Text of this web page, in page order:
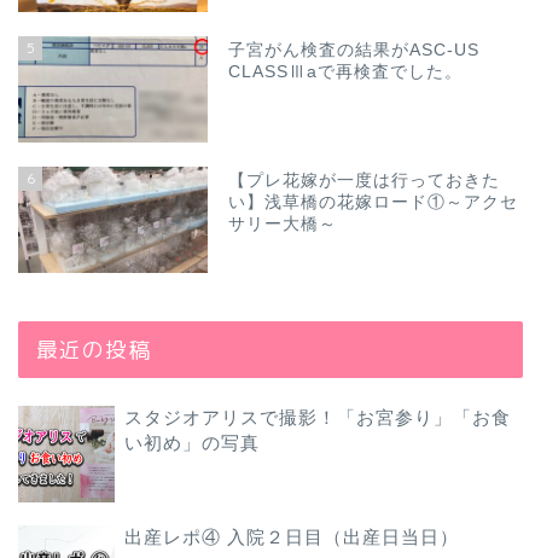
5
子宮がん検査の結果がASC-US
CLASSⅢaで再検査でした。
6
【プレ花嫁が一度は行っておきた
い】浅草橋の花嫁ロード①～アクセ
サリー大橋～
最近の投稿
スタジオアリスで撮影！「お宮参り」「お食
い初め」の写真
出産レポ④ 入院２日目（出産日当日）